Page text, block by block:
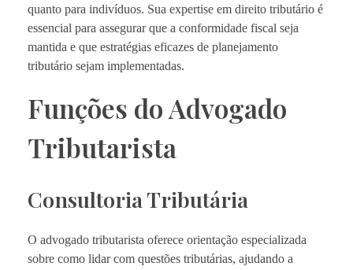
quanto para indivíduos. Sua expertise em direito tributário é
essencial para assegurar que a conformidade fiscal seja
mantida e que estratégias eficazes de planejamento
tributário sejam implementadas.
Funções do Advogado
Tributarista
Consultoria Tributária
O advogado tributarista oferece orientação especializada
sobre como lidar com questões tributárias, ajudando a